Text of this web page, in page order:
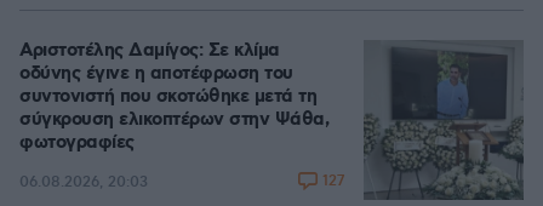
Αριστοτέλης Δαμίγος: Σε κλίμα
οδύνης έγινε η αποτέφρωση του
συντονιστή που σκοτώθηκε μετά τη
σύγκρουση ελικοπτέρων στην Ψάθα,
φωτογραφίες
06.08.2026, 20:03 127